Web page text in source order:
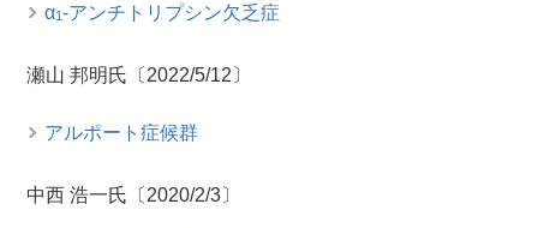
α1-アンチトリプシン欠乏症
瀬山 邦明氏〔2022/5/12〕
アルポート症候群
中西 浩一氏〔2020/2/3〕